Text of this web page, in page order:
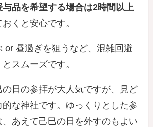
品を希望する場合は2時間以上
くと安心です。
or 昼過ぎを狙うなど、混雑回避
スムーズです。
日の参拝が大人気ですが、見ど
な神社です。ゆっくりとした参
あえて己巳の日を外すのもよい